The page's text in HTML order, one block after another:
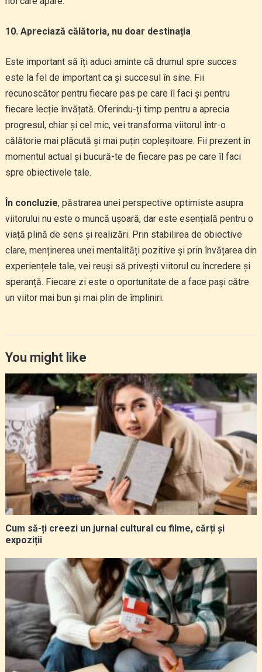
10. Apreciază călătoria, nu doar destinația
Este important să îți aduci aminte că drumul spre succes
este la fel de important ca și succesul în sine. Fii
recunoscător pentru fiecare pas pe care îl faci și pentru
fiecare lecție învățată. Oferindu-ți timp pentru a aprecia
progresul, chiar și cel mic, vei transforma viitorul într-o
călătorie mai plăcută și mai puțin copleșitoare. Fii prezent în
momentul actual și bucură-te de fiecare pas pe care îl faci
spre obiectivele tale.
În concluzie, păstrarea unei perspective optimiste asupra
viitorului nu este o muncă ușoară, dar este esențială pentru o
viață plină de sens și realizări. Prin stabilirea de obiective
clare, menținerea unei mentalități pozitive și prin învățarea din
experiențele tale, vei reuși să privești viitorul cu încredere și
speranță. Fiecare zi este o oportunitate de a face pași către
un viitor mai bun și mai plin de împliniri.
You might like
Cum să-ți creezi un jurnal cultural cu filme, cărți și
expoziții